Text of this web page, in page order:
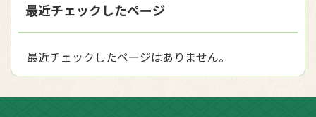
最近チェックしたページ
最近チェックしたページはありません。